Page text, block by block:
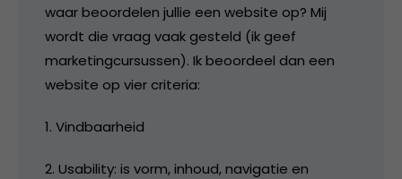
waar beoordelen jullie een website op? Mij
wordt die vraag vaak gesteld (ik geef
marketingcursussen). Ik beoordeel dan een
website op vier criteria:
1. Vindbaarheid
2. Usability: is vorm, inhoud, navigatie en